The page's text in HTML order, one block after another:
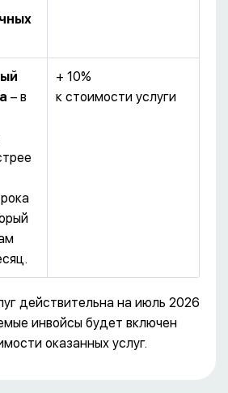
– в
+ 10%
к стоимости услуги
действительна на июль 2026
инвойсы будет включен
оказанных услуг.